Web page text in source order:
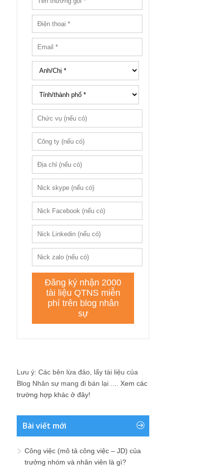
Lưu ý: Các bên lừa đảo, lấy tài liệu của
Blog Nhân sự mang đi bán lại .... Xem các
trường hợp khác ở đây!
Bài viết mới
Công việc (mô tả công việc – JD) của
trưởng nhóm và nhân viên là gì?